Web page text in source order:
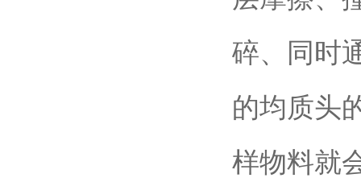
碎、同时
的均质头
样物料就